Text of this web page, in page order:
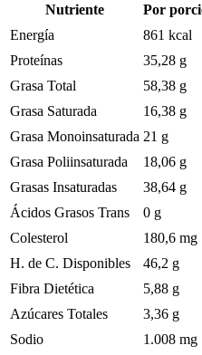
Nutriente
Por
Energía
861 kcal
Proteínas
35,28 g
Grasa Total
58,38 g
Grasa Saturada
16,38 g
Grasa Monoinsaturada 21 g
Grasa Poliinsaturada
18,06 g
Grasas Insaturadas
38,64 g
Ácidos Grasos Trans
0 g
Colesterol
180,6 mg
H. de C. Disponibles
46,2 g
Fibra Dietética
5,88 g
Azúcares Totales
3,36 g
Sodio
1.008 mg